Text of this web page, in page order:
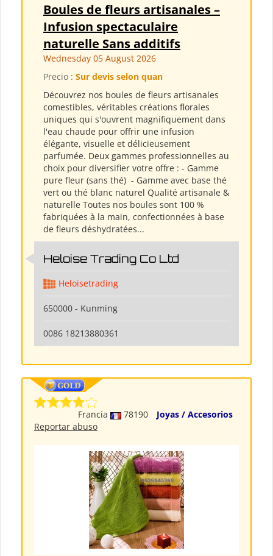
Boules de fleurs artisanales –
Infusion spectaculaire
naturelle Sans additifs
Wednesday 05 August 2026
Precio : Sur devis selon quan
Découvrez nos boules de fleurs artisanales
comestibles, véritables créations florales
uniques qui s'ouvrent magnifiquement dans
l'eau chaude pour offrir une infusion
élégante, visuelle et délicieusement
parfumée. Deux gammes professionnelles au
choix pour diversifier votre offre : - Gamme
pure fleur (sans thé) ​ - Gamme avec base thé
vert ou thé blanc naturel Qualité artisanale &
naturelle Toutes nos boules sont 100 %
fabriquées à la main, confectionnées à base
de fleurs déshydratées...
Heloise Trading Co Ltd
Heloisetrading
650000 - Kunming
0086 18213880361
Francia 78190
Joyas / Accesorios
Reportar abuso